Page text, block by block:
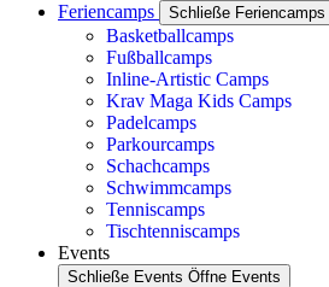
Feriencamps
Schließe Feriencamps
Basketballcamps
Fußballcamps
Inline-Artistic Camps
Krav Maga Kids Camps
Padelcamps
Parkourcamps
Schachcamps
Schwimmcamps
Tenniscamps
Tischtenniscamps
Events
Schließe Events Öffne Events